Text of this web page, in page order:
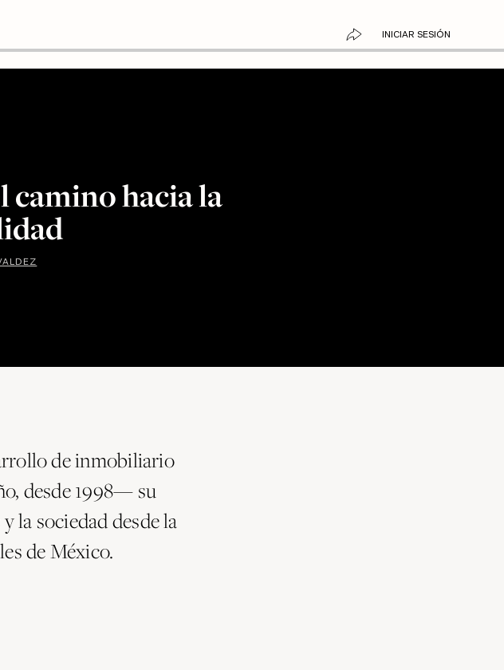
INICIAR SESIÓN
camino hacia la
de inmobiliario
desde 1998— su
la sociedad desde la
de México.